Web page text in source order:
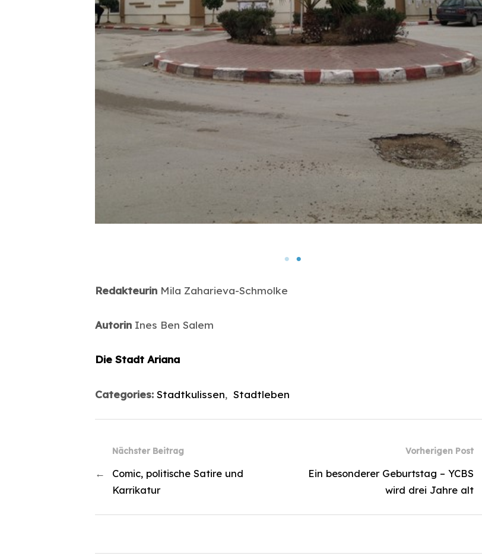
Redakteurin Mila Zaharieva-Schmolke
Autorin Ines Ben Salem
Die Stadt Ariana
Categories: Stadtkulissen, Stadtleben
Vorherigen Post
Ein besonderer Geburtstag – YCBS
wird drei Jahre alt
Nächster Beitrag
←
Comic, politische Satire und
Karrikatur